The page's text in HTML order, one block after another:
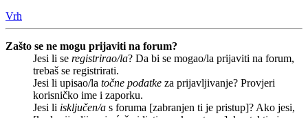
Vrh
Zašto se ne mogu prijaviti na forum?
Jesi li se registrirao/la? Da bi se mogao/la prijaviti na forum,
trebaš se registrirati.
Jesi li upisao/la točne podatke za prijavljivanje? Provjeri
korisničko ime i zaporku.
Jesi li isključen/a s foruma [zabranjen ti je pristup]? Ako jesi,